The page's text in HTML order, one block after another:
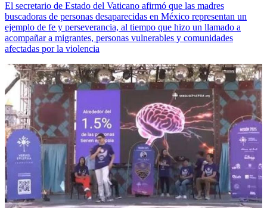
El secretario de Estado del Vaticano afirmó que las madres
buscadoras de personas desaparecidas en México representan un
ejemplo de fe y perseverancia, al tiempo que hizo un llamado a
acompañar a migrantes, personas vulnerables y comunidades
afectadas por la violencia